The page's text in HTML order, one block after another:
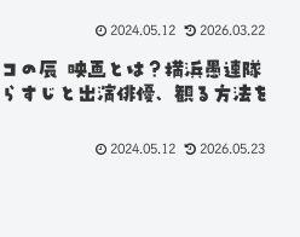
2024.05.12 2026.03.22
の辰 映画とは？横浜愚連隊
すじと出演俳優、観る方法を
2024.05.12 2026.05.23